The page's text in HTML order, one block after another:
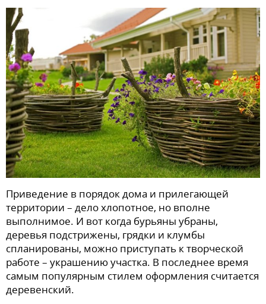
Приведение в порядок дома и прилегающей
территории – дело хлопотное, но вполне
выполнимое. И вот когда бурьяны убраны,
деревья подстрижены, грядки и клумбы
спланированы, можно приступать к творческой
работе – украшению участка. В последнее время
самым популярным стилем оформления считается
деревенский.